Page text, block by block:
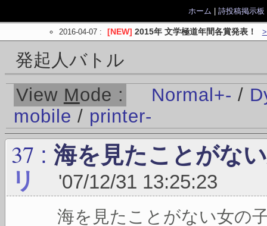
ホーム 詩投稿掲示板
2016-04-07: [NEW] 2015年 文学極道年間各賞発表！
発起人バトル
View Mode : Normal +- /
mobile / printer-
37 : 海を見たことがな
リ '07/12/31 13:25:23
海を見たことがない女の